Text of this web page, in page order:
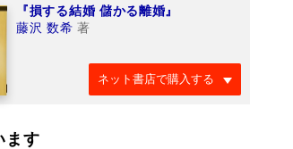
『損する結婚 儲かる離婚』
藤沢 数希 著
ネット書店で購入する
ます